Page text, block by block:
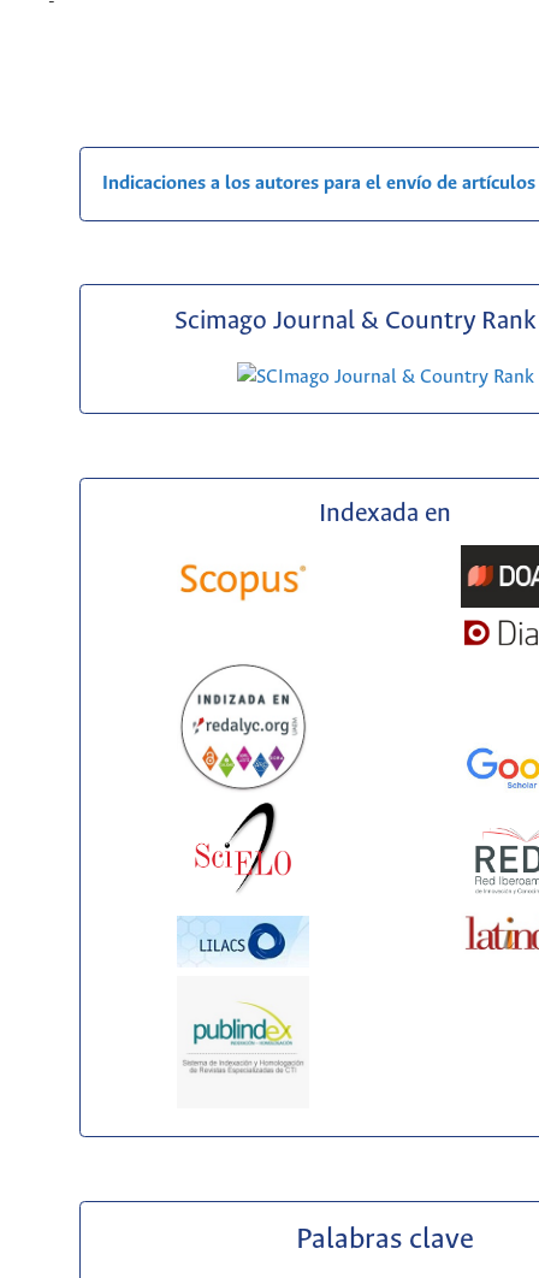
Indicaciones a los autores para el envío de artículos
Scimago Journal & Country Rank
Indexada en
Palabras clave